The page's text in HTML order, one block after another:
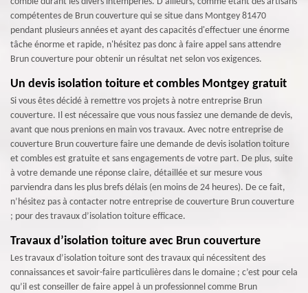
compétentes de Brun couverture qui se situe dans Montgey 81470
pendant plusieurs années et ayant des capacités d'effectuer une énorme
tâche énorme et rapide, n'hésitez pas donc à faire appel sans attendre
Brun couverture pour obtenir un résultat net selon vos exigences.
Un devis isolation toiture et combles Montgey gratuit
Si vous êtes décidé à remettre vos projets à notre entreprise Brun
couverture. Il est nécessaire que vous nous fassiez une demande de devis,
avant que nous prenions en main vos travaux. Avec notre entreprise de
couverture Brun couverture faire une demande de devis isolation toiture
et combles est gratuite et sans engagements de votre part. De plus, suite
à votre demande une réponse claire, détaillée et sur mesure vous
parviendra dans les plus brefs délais (en moins de 24 heures). De ce fait,
n’hésitez pas à contacter notre entreprise de couverture Brun couverture
; pour des travaux d’isolation toiture efficace.
Travaux d’isolation toiture avec Brun couverture
Les travaux d’isolation toiture sont des travaux qui nécessitent des
connaissances et savoir-faire particulières dans le domaine ; c’est pour cela
qu’il est conseiller de faire appel à un professionnel comme Brun